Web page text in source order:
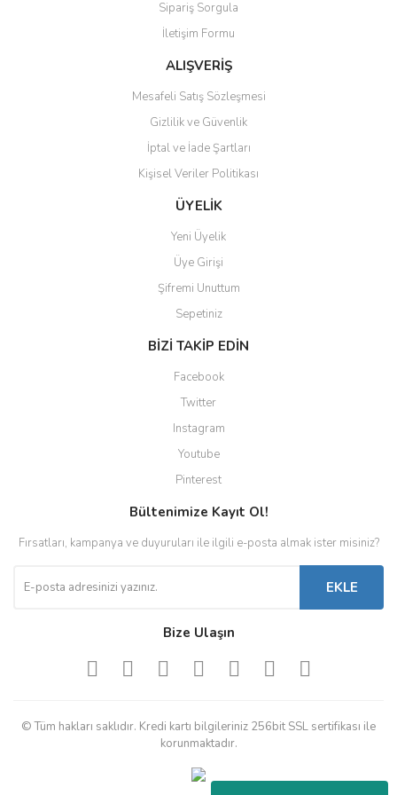
Ürün bilgilerinde hatalar bulunuyor.
Ürün fiyatı diğer sitelerden daha pahalı.
Bu ürüne benzer farklı alternatifler olmalı.
Gönder
Sipariş Sorgula
İletişim Formu
ALIŞVERİŞ
Mesafeli Satış Sözleşmesi
Gizlilik ve Güvenlik
İptal ve İade Şartları
Kişisel Veriler Politikası
ÜYELİK
Yeni Üyelik
Üye Girişi
Şifremi Unuttum
Sepetiniz
BİZİ TAKİP EDİN
Facebook
Twitter
Instagram
Youtube
Pinterest
Bültenimize Kayıt Ol!
Fırsatları, kampanya ve duyuruları ile ilgili e-posta almak ister misiniz?
EKLE
Bize Ulaşın
© Tüm hakları saklıdır. Kredi kartı bilgileriniz 256bit SSL sertifikası ile
korunmaktadır.